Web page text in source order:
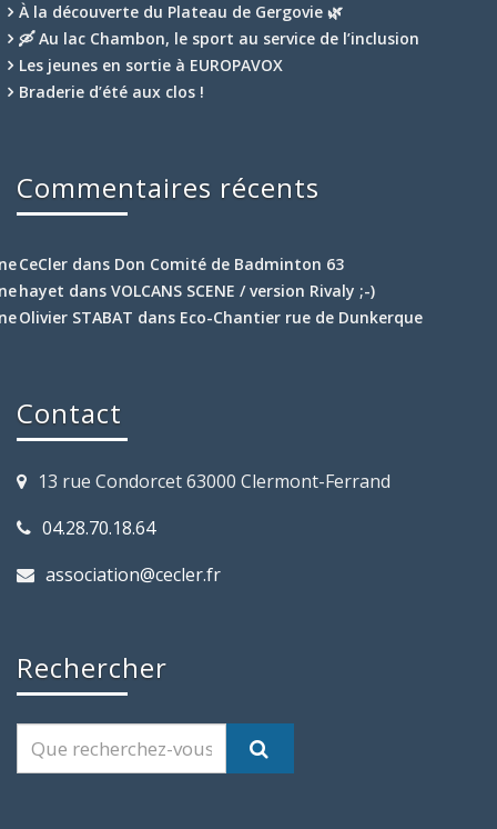
À la découverte du Plateau de Gergovie 🌿
🛶 Au lac Chambon, le sport au service de l’inclusion
Les jeunes en sortie à EUROPAVOX
Braderie d’été aux clos !
Commentaires récents
CeCler dans Don Comité de Badminton 63
hayet dans VOLCANS SCENE / version Rivaly ;-)
Olivier STABAT dans Eco-Chantier rue de Dunkerque
Contact
13 rue Condorcet 63000 Clermont-Ferrand
04.28.70.18.64
association@cecler.fr
Rechercher